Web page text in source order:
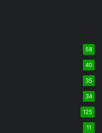
58
40
35
34
125
11